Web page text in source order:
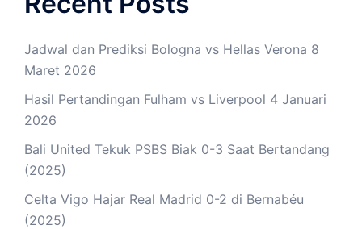
Jadwal dan Prediksi Bologna vs Hellas Verona 8
Maret 2026
Hasil Pertandingan Fulham vs Liverpool 4 Januari
2026
Bali United Tekuk PSBS Biak 0-3 Saat Bertandang
(2025)
Celta Vigo Hajar Real Madrid 0-2 di Bernabéu
(2025)